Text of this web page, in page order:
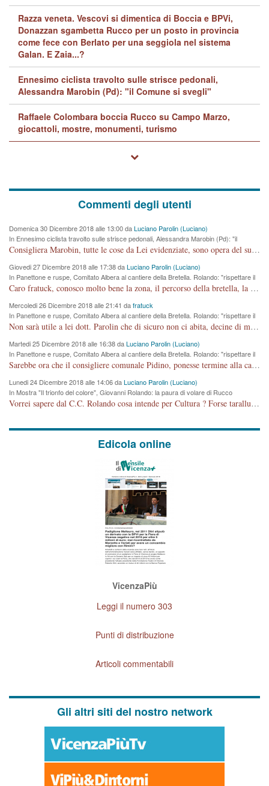
Razza veneta. Vescovi si dimentica di Boccia e BPVi,
Donazzan sgambetta Rucco per un posto in provincia
come fece con Berlato per una seggiola nel sistema
Galan. E Zaia...?
Ennesimo ciclista travolto sulle strisce pedonali,
Alessandra Marobin (Pd): "il Comune si svegli"
Raffaele Colombara boccia Rucco su Campo Marzo,
giocattoli, mostre, monumenti, turismo
Commenti degli utenti
Domenica 30 Dicembre 2018 alle 13:00 daLuciano Parolin (Luciano)
In Ennesimo ciclista travolto sulle strisce pedonali, Alessandra Marobin (Pd): "il
Comune si svegli"
Consigliera Marobin, tutte le cose da Lei evidenziate, sono opera del suo ex Assessore e compagno di Partito Antonio Marco Dalla Pozza Assessore alla "progettazione" di piste ciclabili e altre porcherie. A lui manderei il conto da saldare per incidenti e danni alle persone. E' ora che "finiamola." Avete perso rassegnatevi. qui IL SINDACO RUCCO NON C'ENTRA PER NIENTE. CAPITO!!!!!!!! Amen.
Giovedi 27 Dicembre 2018 alle 17:38 daLuciano Parolin (Luciano)
In Panettone e ruspe, Comitato Albera al cantiere della Bretella. Rolando: "rispettare il
cronoprogramma"
Caro fratuck, conosco molto bene la zona, il percorso della bretella, la situazione dei cittadini, abito in Viale Trento. A partire dal 2003 ho partecipato al Comitato di Maddalene pro bretella, e a riunioni propositive per apportare modifiche al progetto. Numerose mie foto del territorio sono arrivate a Roma, altri miei interventi (non graditi dalla Sx) sono stati pubblicati dal GdV, assieme ad altri come Ciro Asproso, ora favorevole alla bretella. Ho partecipato alla raccolta firme per la chiusura della strada x 5 giorni eseguita dal Sindaco Hullwech per sforamento 180 Micro/g. Pertanto come impegno per la tematica sono apposto con la coscienza. Ora il Progetto è partito, fine! Voglio dire che la nuova Giunta "comunale" non c'entra più. L'opera sarà "malauguratamente" eseguita, ma non con il mio placet. Il Consigliere Comunale dovrebbe capire che la campagna elettorale è finita, con buona pace di tutti. Quello che invece dovrebbe interessare è la proprietà della strada, dall'uscita autostradale Ovest, sino alla Rotatoria dell'Albara, vi sono tre possessori: Autostrade SpA; La Provincia, il Comune. Come la mettiamo per il futuro ? I costi, da 50 sono saliti a 100 milioni di € come dire 20 milioni a KM (!) da non credere. Comunque si farà. Ma nessuno canti Vittoria, anzi meglio non farne un ulteriore fatto "partitico" per questioni elettorali o di seggio. Se mi manda la sua mail, sono disponibile ad inviare i documenti e le foto sopra descritte. Con ossequi, Luciano Parolin
Mercoledi 26 Dicembre 2018 alle 21:41 dafratuck
In Panettone e ruspe, Comitato Albera al cantiere della Bretella. Rolando: "rispettare il
cronoprogramma"
Non sarà utile a lei dott. Parolin che di sicuro non ci abita, decine di migliaia di TIR, automobili e padroncini che passano quotidianamente per una strada appena rotabile, non è più possibile stendere i panni, attraversare la strada senza rischiare la morte, le case stanno crepando, i tempi sono cambiati e la bretella non passerà assolutamente per maddalene (ma cosa sta a dire?!), dia invece responsabilità a chi ha costruito tagliando la strada che doveva invece terminare a isola vicentina e non al moracchino lasciando Motta di Costabissara ancora in panne di traffico. I tempi sono cambiati dottore e se l'anagrafe della vita stagna nell'essere umano impressioni conservatrici, la società non le considera perchè va avanti, si industrializza e ha bisogno di infrastrutture e di sviluppo. Ultima considerazione, se è geloso di Rolando perchè vede in lui solo campagne politiche mentre si difendono i SOLI diritti dei cittadini, la preghiamo faccia considerazioni più appropriate. Saluti e complimenti per i suoi scritti.
Martedi 25 Dicembre 2018 alle 16:38 daLuciano Parolin (Luciano)
In Panettone e ruspe, Comitato Albera al cantiere della Bretella. Rolando: "rispettare il
cronoprogramma"
Sarebbe ora che il consigliere comunale Pidino, ponesse termine alla campagna elettorale nel territorio del suo seggio Villaggio del Sole. La tiraca è iniziata, distruggerà 6 km di prateria ovest della città, ricca di fonti e sorgenti d'acqua. I cittadini di Maddalene non avranno più Pace la notte. Molta colpa per la costruzione di questa Strada è proprio del signor Rolando,dei suoi gazebo mobili e che vuol far passare questa opera VANDALICA come progetto "utile" a chi ? Non è cosa seria sig. Rolando!
Lunedi 24 Dicembre 2018 alle 14:06 daLuciano Parolin (Luciano)
In Mostra "Il trionfo del colore", Giovanni Rolando: la paura di volare di Rucco
Vorrei sapere dal C.C. Rolando cosa intende per Cultura ? Forse tarallucci, vino e sagre, o spaghetti tricolori del PD ? Il continuo (s)parlare della mostra a Palazzo Chiericati caro consigliere DANNEGGIA FORTEMENTE l'immagine della città TUTTA e fa deviare i consensi che in RUSSIA (badi bene ex U.R.S.S.) sono ECCELLENTI. A livello artistico l'evento è di alta Valenza culturale, COMPITO di Tutta la Cittadinanza fare il possibile per propagandare l'iniziativa senza farne UN CASO PARTITICO come fa Lei da sempre. Meno Gazebo + Partecipazione! E così sia. Amen.
Edicola online
VicenzaPiù
Leggi il numero 303
Punti di distribuzione
Articoli commentabili
Gli altri siti del nostro network